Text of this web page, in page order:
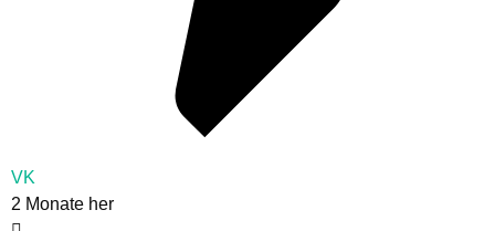
VK
2 Monate her